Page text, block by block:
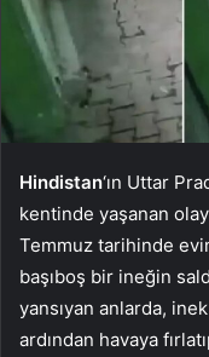
Hindistan‘ın Uttar
kentinde yaşanan
Temmuz tarihinde
başıboş bir ineğin
yansıyan anlarda,
ardından havaya